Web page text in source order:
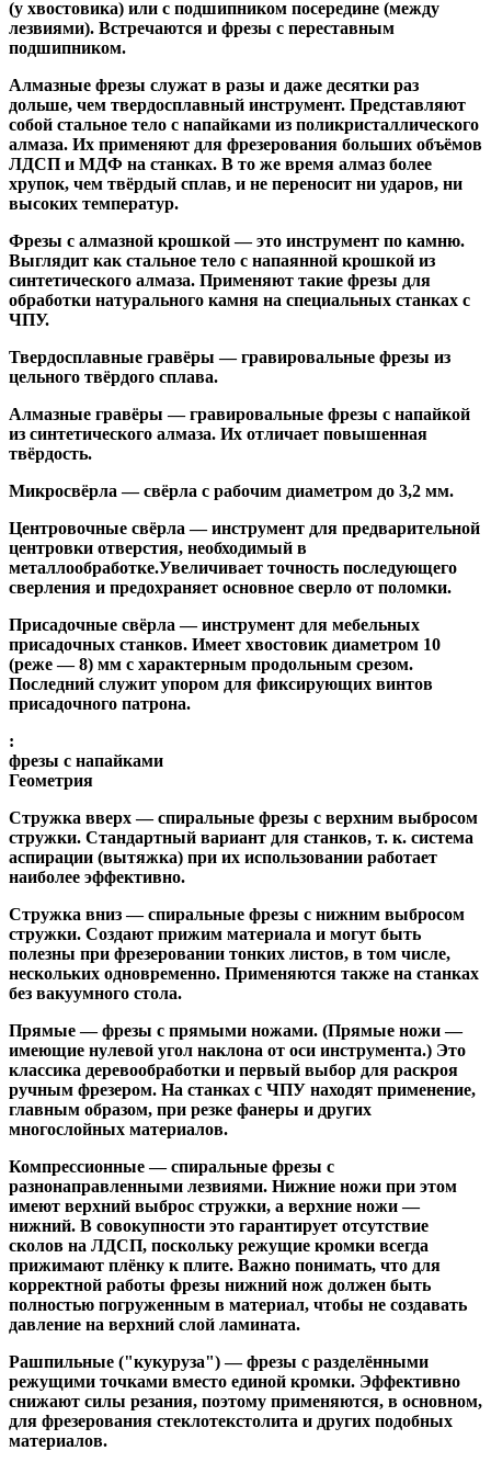
(у хвостовика) или с подшипником посередине (между
лезвиями). Встречаются и фрезы с переставным
подшипником.
Алмазные фрезы служат в разы и даже десятки раз
дольше, чем твердосплавный инструмент. Представляют
собой стальное тело с напайками из поликристаллического
алмаза. Их применяют для фрезерования больших объёмов
ЛДСП и МДФ на станках. В то же время алмаз более
хрупок, чем твёрдый сплав, и не переносит ни ударов, ни
высоких температур.
Фрезы с алмазной крошкой— это инструмент по камню.
Выглядит как стальное тело с напаянной крошкой из
синтетического алмаза. Применяют такие фрезы для
обработки натурального камня на специальных станках с
ЧПУ.
Твердосплавные гравёры — гравировальные фрезы из
цельного твёрдого сплава.
Алмазные гравёры — гравировальные фрезы с напайкой
из синтетического алмаза. Их отличает повышенная
твёрдость.
Микросвёрла — свёрла с рабочим диаметром до 3,2 мм.
Центровочные свёрла — инструмент для предварительной
центровки отверстия, необходимый в
металлообработке.Увеличивает точность последующего
сверления и предохраняет основное сверло от поломки.
Присадочные свёрла — инструмент для мебельных
присадочных станков. Имеет хвостовик диаметром 10
(реже — 8) мм с характерным продольным срезом.
Последний служит упором для фиксирующих винтов
присадочного патрона.
:
фрезы с напайками
Геометрия
Стружка вверх— спиральные фрезы с верхним выбросом
стружки. Стандартный вариант для станков, т. к. система
аспирации (вытяжка) при их использовании работает
наиболее эффективно.
Стружка вниз— спиральные фрезы с нижним выбросом
стружки. Создают прижим материала и могут быть
полезны при фрезеровании тонких листов, в том числе,
нескольких одновременно. Применяются также на станках
без вакуумного стола.
Прямые— фрезы с прямыми ножами. (Прямые ножи —
имеющие нулевой угол наклона от оси инструмента.) Это
классика деревообработки и первый выбор для раскроя
ручным фрезером. На станках с ЧПУ находят применение,
главным образом, при резке фанеры и других
многослойных материалов.
Компрессионные— спиральные фрезы с
разнонаправленными лезвиями. Нижние ножи при этом
имеют верхний выброс стружки, а верхние ножи —
нижний. В совокупности это гарантирует отсутствие
сколов на ЛДСП, поскольку режущие кромки всегда
прижимают плёнку к плите. Важно понимать, что для
корректной работы фрезы нижний нож должен быть
полностью погруженным в материал, чтобы не создавать
давление на верхний слой ламината.
Рашпильные ("кукуруза")— фрезы с разделёнными
режущими точками вместо единой кромки. Эффективно
снижают силы резания, поэтому применяются, в основном,
для фрезерования стеклотекстолита и других подобных
материалов.